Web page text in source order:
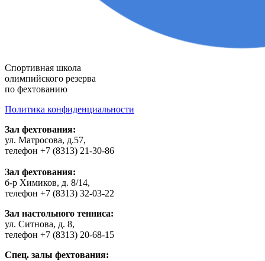
Cпортивная школа
олимпийского резерва
по фехтованию
Политика конфиденциальности
Зал фехтования:
ул. Матросова, д.57,
телефон +7 (8313) 21-30-86
Зал фехтования:
б-р Химиков, д. 8/14,
телефон +7 (8313) 32-03-22
Зал настольного тенниса:
ул. Ситнова, д. 8,
телефон +7 (8313) 20-68-15
Спец. залы фехтования: